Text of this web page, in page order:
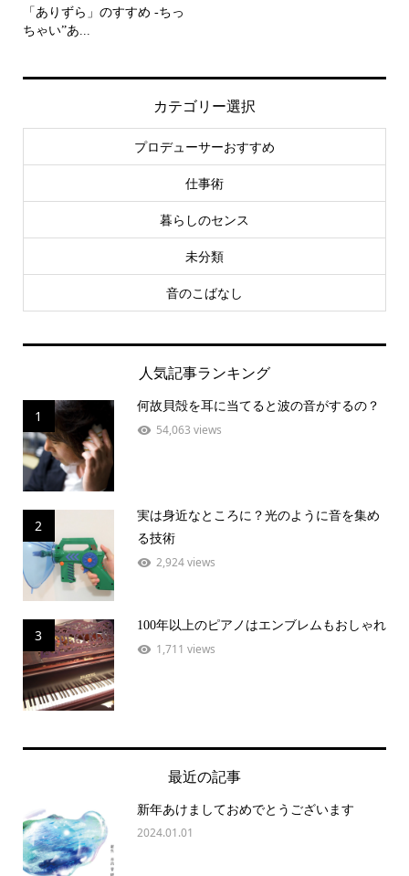
「ありずら」のすすめ -ちっ
ちゃい”あ...
カテゴリー選択
プロデューサーおすすめ
仕事術
暮らしのセンス
未分類
音のこばなし
人気記事ランキング
1
何故貝殻を耳に当てると波の音がするの？
54,063 views
2
実は身近なところに？光のように音を集め
る技術
2,924 views
3
100年以上のピアノはエンブレムもおしゃれ
1,711 views
最近の記事
新年あけましておめでとうございます
2024.01.01